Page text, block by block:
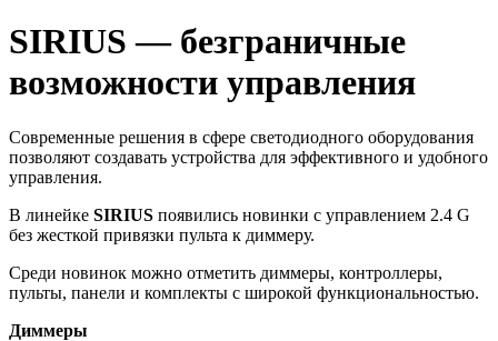
SIRIUS — безграничные
возможности управления
Современные решения в сфере светодиодного оборудования
позволяют создавать устройства для эффективного и удобного
управления.
В линейке SIRIUS появились новинки с управлением 2.4 G
без жесткой привязки пульта к диммеру.
Среди новинок можно отметить диммеры, контроллеры,
пульты, панели и комплекты с широкой функциональностью.
Диммеры